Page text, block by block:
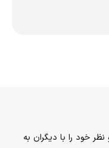
خود را با دیگران به